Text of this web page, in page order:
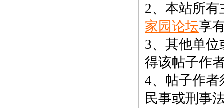
2、本站所
家园论坛享
3、其他单
得该帖子作
4、帖子作
民事或刑事